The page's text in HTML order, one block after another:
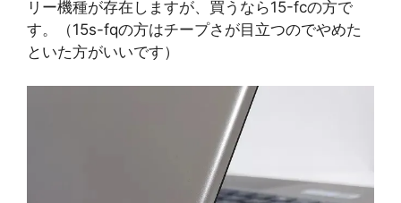
リー機種が存在しますが、買うなら15-fcの方で
す。（15s-fqの方はチープさが目立つのでやめた
といた方がいいです）